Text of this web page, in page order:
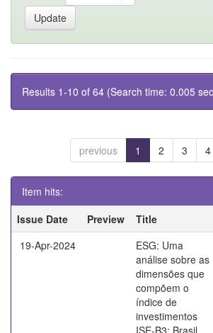
Results 1-10 of 64 (Search time: 0.005
previous 1 2 3 4
Item hits:
Issue Date
Preview Title
19-Apr-2024
ESG: Uma
análise sobre as
dimensões que
compõem o
índice de
investimentos
ISE-B3: Brasil,